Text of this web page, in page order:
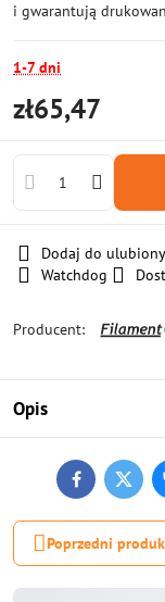
i gwarantują
1-7 dni
zł65,47
Dodaj do
Watchdog
Producent:
Opis
Facebook
Poprzedni